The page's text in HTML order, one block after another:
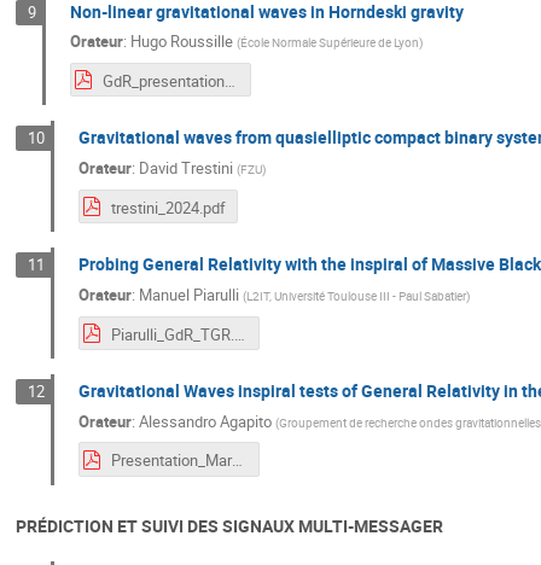
9 Non-linear gravitational waves in Horndeski gravity
Orateur: Hugo Roussille (École Normale Supérieure de Lyon)
GdR_presentation.pdf
10 Gravitational waves from quasielliptic compact binary
Orateur: David Trestini (FZU)
trestini_2024.pdf
11 Probing General Relativity with the inspiral of Massive
Orateur: Manuel Piarulli (L2IT, Université Toulouse III - Paul Sabatier)
12 Gravitational Waves inspiral tests of General Relativity in
Orateur: Alessandro Agapito (Groupement de recherche ondes gravitationnelles
Presentation_Marseille.pdf
PRÉDICTION ET SUIVI DES SIGNAUX MULTI-MESSAGER